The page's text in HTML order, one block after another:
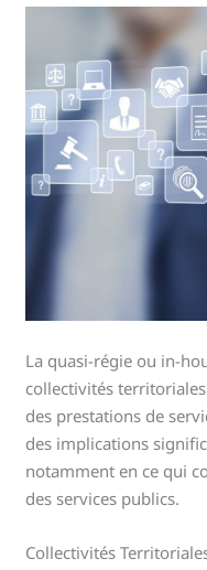
La quasi-régie ou in-
collectivités
des prestations de
des implications
notamment en ce qui
des services publics.
Collectivités